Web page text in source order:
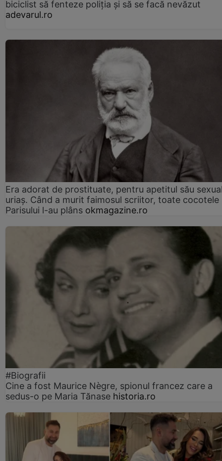
biciclist să fenteze poliția și să se facă nevăzut
adevarul.ro
Era adorat de prostituate, pentru apetitul său
uriaș. Când a murit faimosul scriitor, toate cocotele
Parisului l-au plâns okmagazine.ro
#Biografii
Cine a fost Maurice Nègre, spionul francez care a
sedus-o pe Maria Tănase historia.ro